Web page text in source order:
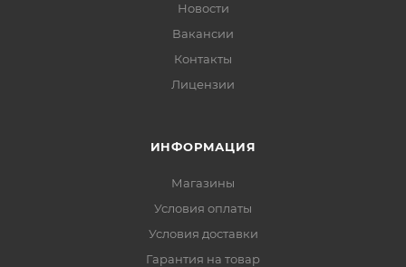
Новости
Вакансии
Контакты
Лицензии
ИНФОРМАЦИЯ
Магазины
Условия оплаты
Условия доставки
Гарантия на товар